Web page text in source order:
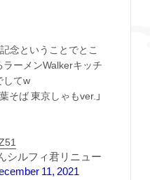
念ということでとこ
ーメンWalkerキッチ
してw
そば 東京しゃもver.」
シルフィ君リニュー
11, 2021